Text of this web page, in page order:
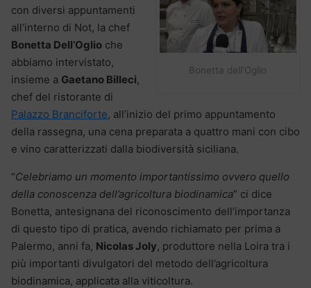
Bonetta dell’Oglio
con diversi appuntamenti
all’interno di Not, la chef
Bonetta Dell’Oglio che
abbiamo intervistato,
insieme a Gaetano Billeci,
chef del ristorante di
Palazzo Branciforte, all’inizio del primo appuntamento
della rassegna, una cena preparata a quattro mani con cibo
e vino caratterizzati dalla biodiversità siciliana.
“Celebriamo un momento importantissimo ovvero quello
della conoscenza dell’agricoltura biodinamica” ci dice
Bonetta, antesignana del riconoscimento dell’importanza
di questo tipo di pratica, avendo richiamato per prima a
Palermo, anni fa, Nicolas Joly, produttore nella Loira tra i
più importanti divulgatori del metodo dell’agricoltura
biodinamica, applicata alla viticoltura.